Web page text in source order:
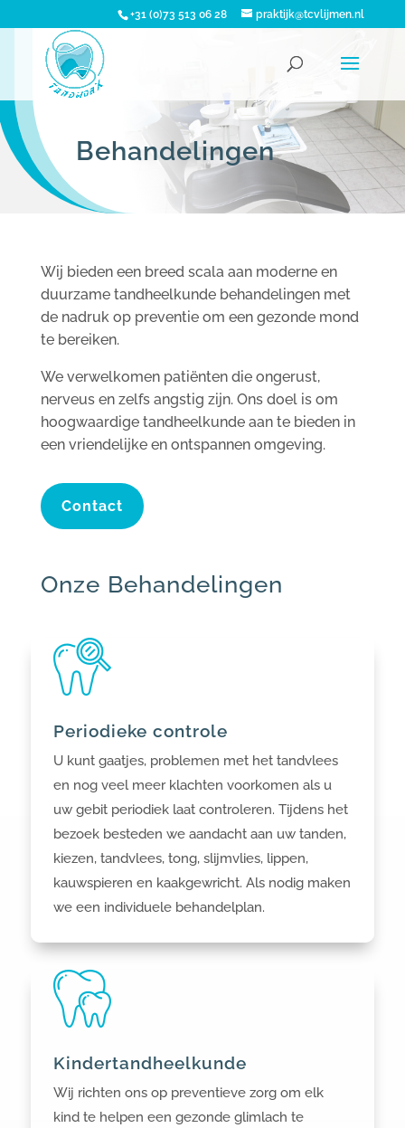
+31 (0)73 513 06 28 praktijk@tcvlijmen.nl
Behandelingen
Wij bieden een breed scala aan moderne en
duurzame tandheelkunde behandelingen met
de nadruk op preventie om een ​​gezonde mond
te bereiken.
We verwelkomen patiënten die ongerust,
nerveus en zelfs angstig zijn. Ons doel is om
hoogwaardige tandheelkunde aan te bieden in
een vriendelijke en ontspannen omgeving.
Contact
Onze Behandelingen
Periodieke controle
U kunt gaatjes, problemen met het tandvlees
en nog veel meer klachten voorkomen als u
uw gebit periodiek laat controleren. Tijdens het
bezoek besteden we aandacht aan uw tanden,
kiezen, tandvlees, tong, slijmvlies, lippen,
kauwspieren en kaakgewricht. Als nodig maken
we een individuele behandelplan.
Kindertandheelkunde
Wij richten ons op preventieve zorg om elk
kind te helpen een gezonde glimlach te